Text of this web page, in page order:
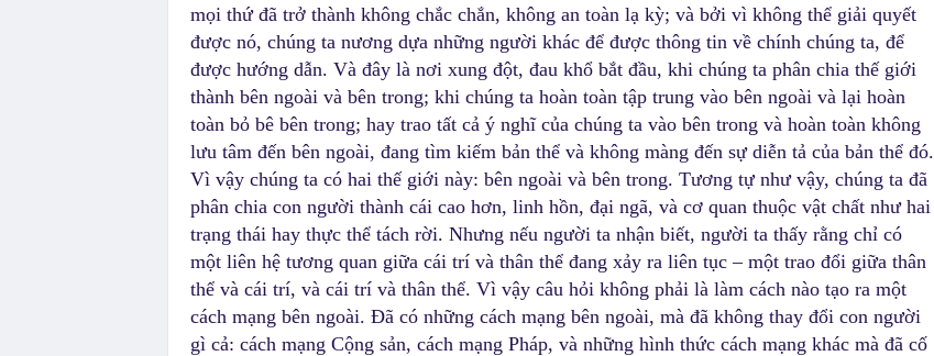
mọi thứ đã trở thành không chắc chắn, không an toàn lạ kỳ; và bởi vì không thể giải quyết
được nó, chúng ta nương dựa những người khác để được thông tin về chính chúng ta, để
được hướng dẫn. Và đây là nơi xung đột, đau khổ bắt đầu, khi chúng ta phân chia thế giới
thành bên ngoài và bên trong; khi chúng ta hoàn toàn tập trung vào bên ngoài và lại hoàn
toàn bỏ bê bên trong; hay trao tất cả ý nghĩ của chúng ta vào bên trong và hoàn toàn không
lưu tâm đến bên ngoài, đang tìm kiếm bản thể và không màng đến sự diễn tả của bản thể đó.
Vì vậy chúng ta có hai thế giới này: bên ngoài và bên trong. Tương tự như vậy, chúng ta đã
phân chia con người thành cái cao hơn, linh hồn, đại ngã, và cơ quan thuộc vật chất như hai
trạng thái hay thực thể tách rời. Nhưng nếu người ta nhận biết, người ta thấy rằng chỉ có
một liên hệ tương quan giữa cái trí và thân thể đang xảy ra liên tục – một trao đổi giữa thân
thể và cái trí, và cái trí và thân thể. Vì vậy câu hỏi không phải là làm cách nào tạo ra một
cách mạng bên ngoài. Đã có những cách mạng bên ngoài, mà đã không thay đổi con người
gì cả: cách mạng Cộng sản, cách mạng Pháp, và những hình thức cách mạng khác mà đã cố